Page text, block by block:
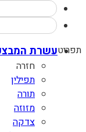
תפריטעשרת
חזרה
תפילין
תורה
מזוזה
צדקה